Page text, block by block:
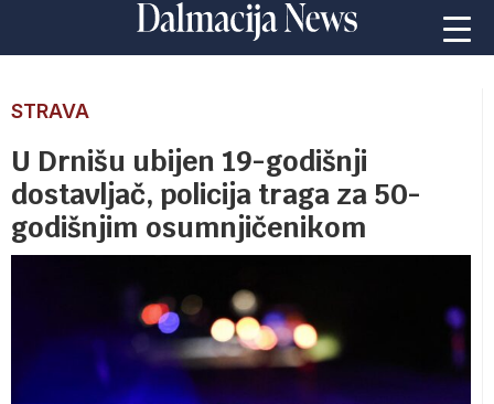
STRAVA
U Drnišu ubijen 19-godišnji
dostavljač, policija traga za 50-
godišnjim osumnjičenikom